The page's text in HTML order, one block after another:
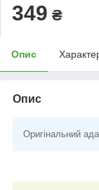
349 ₴
Опис
Опис
Оригінальний